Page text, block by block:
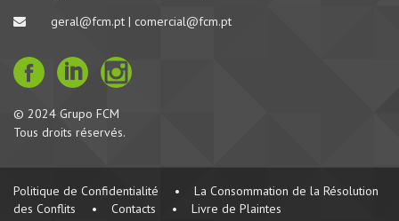
geral@fcm.pt | comercial@fcm.pt
© 2024 Grupo FCM
Tous droits réservés.
Politique de Confidentialité •
La Consommation de la Résolution
des Conflits
• Contacts • Livre de Plaintes